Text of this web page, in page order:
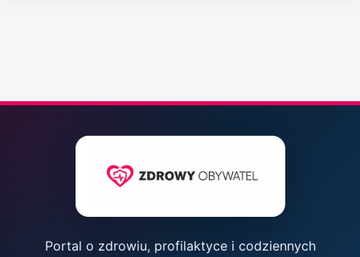
Portal o zdrowiu, profilaktyce i codziennych